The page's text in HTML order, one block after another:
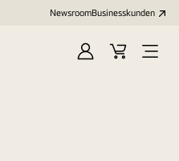
NewsroomBusinesskunden
AnmeldenWarenkorb
Menü